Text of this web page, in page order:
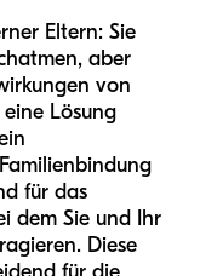
Eltern: Sie
aber
von
Lösung
für das
dem Sie und Ihr
Diese